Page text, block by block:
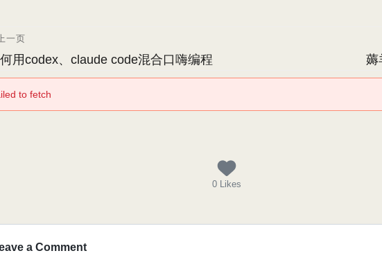
一页
用codex、claude code混合口嗨编程 薅